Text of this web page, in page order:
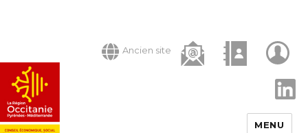
Ancien site
MENU